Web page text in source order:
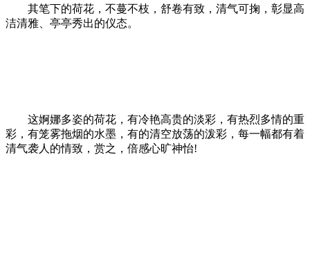
其笔下的荷花，不蔓不枝，舒卷有致，清气可掬，彰显高
洁清雅、亭亭秀出的仪态。
这婀娜多姿的荷花，有冷艳高贵的淡彩，有热烈多情的重
彩，有笼雾拖烟的水墨，有的清空放荡的泼彩，每一幅都有着
清气袭人的情致，赏之，倍感心旷神怡!